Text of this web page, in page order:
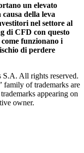
un elevato
della leva
nel settore al
di CFD con questo
funzionano i
di perdere
All rights reserved.
of trademarks are
appearing on
owner.